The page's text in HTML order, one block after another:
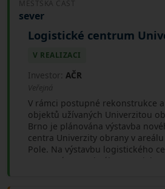
MĚSTSKÁ ČÁST
sever
Logistické centrum
V REALIZACI
Investor: AČR
Veřejná
V rámci postupné rekonstrukce
objektů užívaných Univerzitou
Brno je plánována výstavba
centra Univerzity obrany v
Pole. Na výstavbu logistického
zpracována a schválena